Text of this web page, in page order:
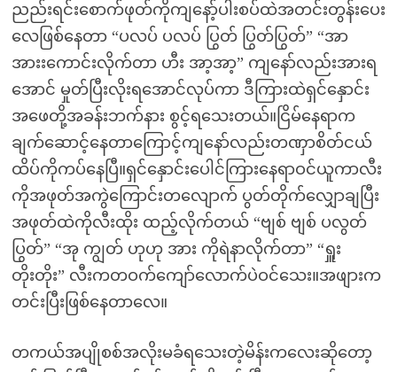
ညည်းရင်းစောက်ဖုတ်ကိုကျနော့်ပါးစပ်ထဲအတင်းတွန်းပေး
လေဖြစ်နေတာ “ပလပ် ပလပ် ပြွတ် ပြွတ်ပြွတ်” “အာ
အားးကောင်းလိုက်တာ ဟီး အာ့အာ့” ကျနော်လည်းအားရ
အောင် မှုတ်ပြီးလိုးရအောင်လုပ်ကာ ဒီကြားထဲရှင်နှောင်း
အဖေတို့အခန်းဘက်နား စွင့်ရသေးတယ်။ငြိမ်နေရာက
ချက်ဆောင့်နေတာကြောင့်ကျနော်လည်းတဏှာစိတ်ငယ်
ထိပ်ကိုကပ်နေပြီ။ရှင်နှောင်းပေါင်ကြားနေရာဝင်ယူကာလီး
ကိုအဖုတ်အကွဲကြောင်းတလျောက် ပွတ်တိုက်လျှောချပြီး
အဖုတ်ထဲကိုလီးထိုး ထည့်လိုက်တယ် “ဗျစ် ဗျစ် ပလွတ်
ပြွတ်” “အု ကျွတ် ဟုဟု အား ကိုရဲနာလိုက်တာ” “ရှူး
တိုးတိုး” လီးကတဝက်ကျော်လောက်ပဲဝင်သေး။အဖျားက
တင်းပြီးဖြစ်နေတာလေ။
တကယ်အပျိုစစ်အလိုးမခံရသေးတဲ့မိန်းကလေးဆိုတော့